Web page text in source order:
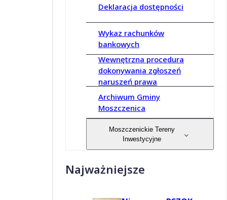
Deklaracja dostępności
Wykaz rachunków
bankowych
Wewnętrzna procedura
dokonywania zgłoszeń
naruszeń prawa
Archiwum Gminy
Moszczenica
Moszczenickie Tereny
Inwestycyjne
Najważniejsze